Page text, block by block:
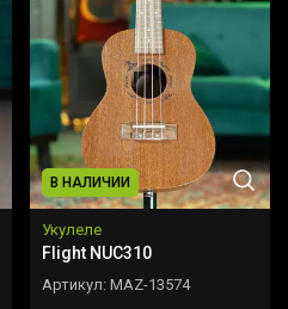
В НАЛИЧИИ
Укулеле
Flight NUC310
Артикул: MAZ-13574